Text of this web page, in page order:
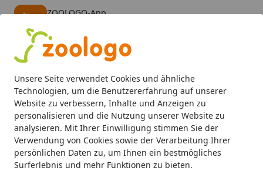
Unsere Seite verwendet Cookies und ähnliche
Technologien, um die Benutzererfahrung auf unserer
Website zu verbessern, Inhalte und Anzeigen zu
personalisieren und die Nutzung unserer Website zu
analysieren. Mit Ihrer Einwilligung stimmen Sie der
Verwendung von Cookies sowie der Verarbeitung Ihrer
persönlichen Daten zu, um Ihnen ein bestmögliches
Surferlebnis und mehr Funktionen zu bieten.
ZOOLOGO-App
Alle Produkte
Mein Konto
Suchen
Startseite
Katze Katzenfutter Trockenfutter HAPPY CAT
HAPPY CAT Supreme Culinary Land-
Geflügel Katzentrockenfutter